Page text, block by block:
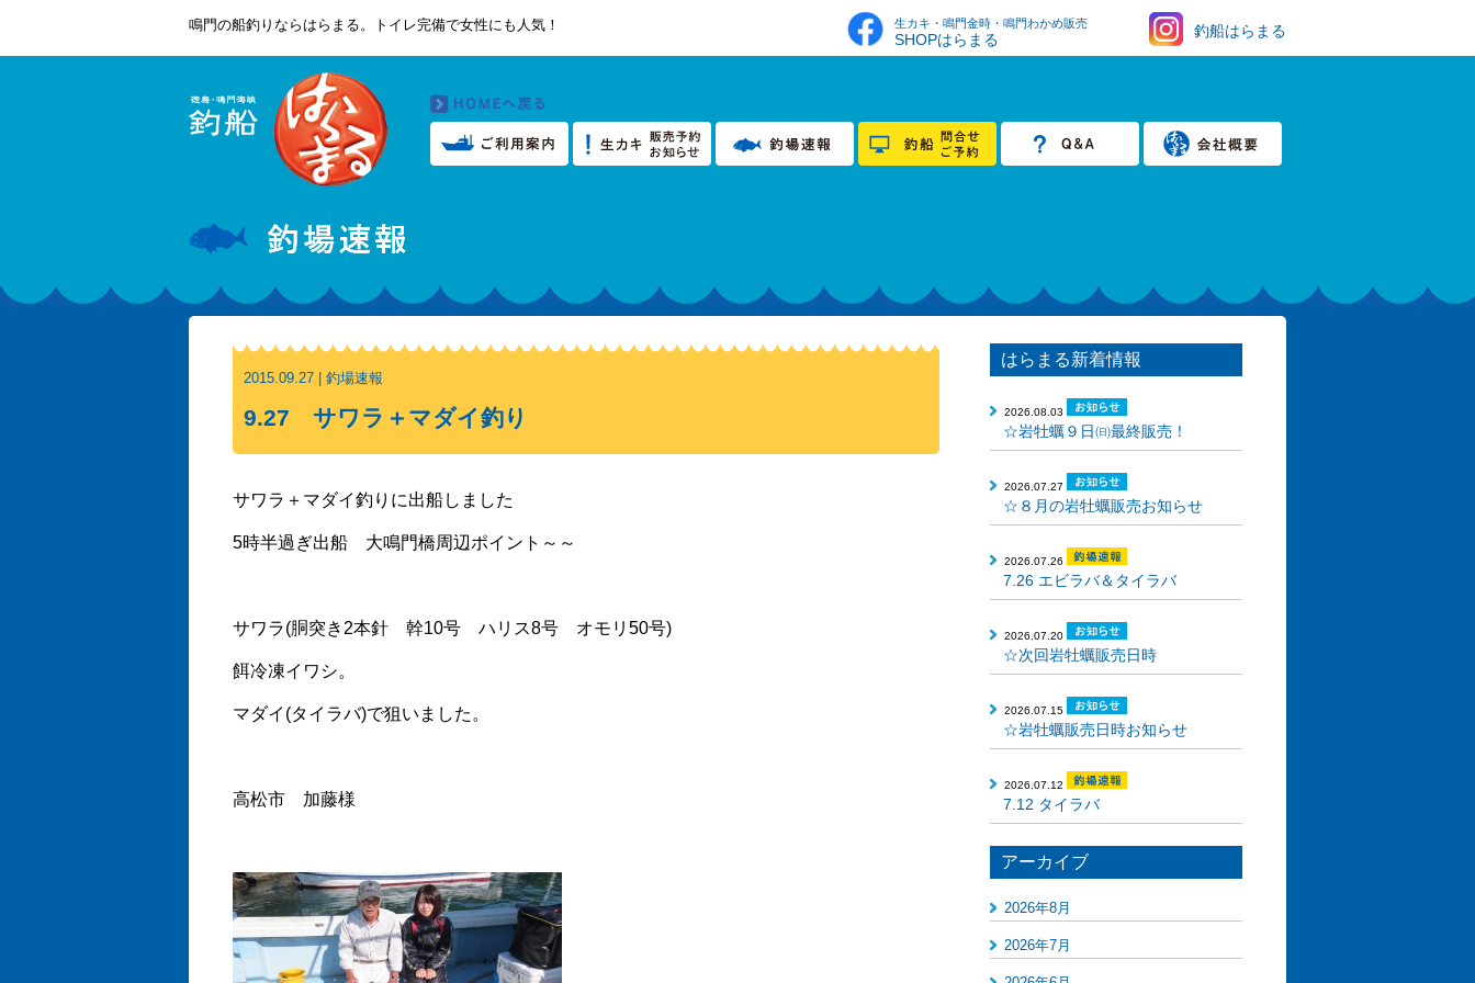
鳴門の船釣りならはらまる。トイレ完備で女性にも人気！ 生カキ・鳴門金時・鳴門わかめ販売
SHOPはらまる 釣船はらまる
2015.09.27 | 釣場速報
9.27 サワラ＋マダイ釣り
サワラ＋マダイ釣りに出船しました
5時半過ぎ出船 大鳴門橋周辺ポイント～～
サワラ(胴突き2本針 幹10号 ハリス8号 オモリ50号)
餌冷凍イワシ。
マダイ(タイラバ)で狙いました。
高松市 加藤様
はらまる新着情報
2026.08.03
☆岩牡蠣９日㈰最終販売！
2026.07.27
☆８月の岩牡蠣販売お知らせ
2026.07.26
7.26 エビラバ＆タイラバ
2026.07.20
☆次回岩牡蠣販売日時
2026.07.15
☆岩牡蠣販売日時お知らせ
2026.07.12
7.12 タイラバ
アーカイブ
2026年8月
2026年7月